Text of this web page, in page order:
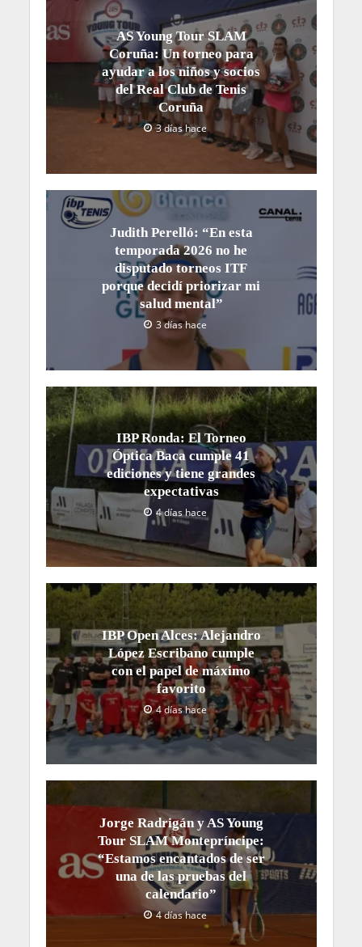
AS Young Tour SLAM
Coruña: Un torneo para
ayudar a los niños y socios
del Real Club de Tenis
Coruña
3 días hace
Judith Perelló: “En esta
temporada 2026 no he
disputado torneos ITF
porque decidí priorizar mi
salud mental”
3 días hace
IBP Ronda: El Torneo
Óptica Baca cumple 41
ediciones y tiene grandes
expectativas
4 días hace
IBP Open Alces: Alejandro
López Escribano cumple
con el papel de máximo
favorito
4 días hace
Jorge Radrigán y AS Young
Tour SLAM Montepríncipe:
“Estamos encantados de ser
una de las pruebas del
calendario”
4 días hace